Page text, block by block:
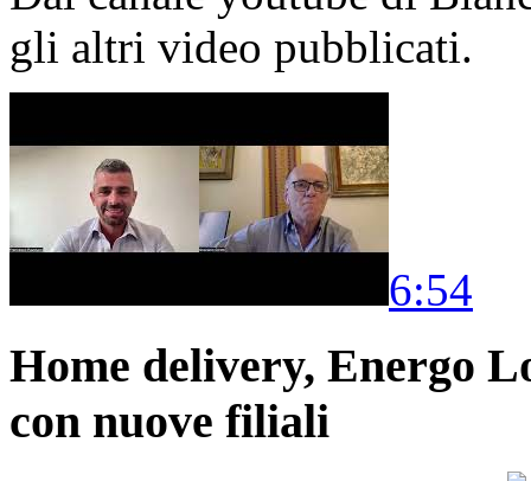
gli altri video pubblicati.
6:54
Home delivery, Energo
con nuove filiali